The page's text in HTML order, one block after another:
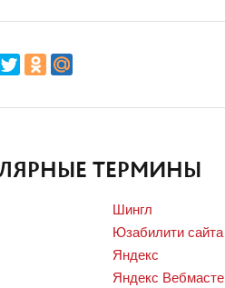
ТЕРМИНЫ
Шингл
Юзабилити сайта
Яндекс
Яндекс